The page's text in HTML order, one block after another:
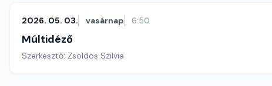
2026. 05. 03. vasárnap 6:50
Múltidéző
Szerkesztő: Zsoldos Szilvia